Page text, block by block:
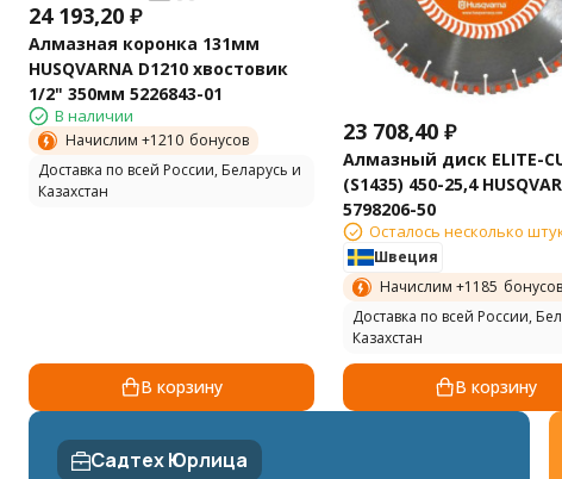
24 193,20 ₽
Алмазная коронка 131мм
HUSQVARNA D1210 хвостовик
1/2" 350мм 5226843-01
В наличии
Начислим +1210 бонусов
Доставка по всей России, Беларусь и
Казахстан
В корзину
23 708,40 ₽
Алмазный диск ELITE-
(S1435) 450-25,4
5798206-50
Осталось несколько
Швеция
Начислим +1185 бонусов
Доставка по всей России,
Казахстан
В корзину
Садтех Юрлица